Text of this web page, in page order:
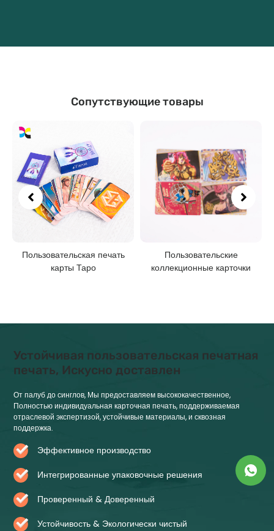
Сопутствующие товары
Пользовательская печать
карты Таро
Пользовательские
коллекционные карточки
Устойчивая пользовательская печатная
печать, Искусно доставлен
От палуб до синглов, Мы предоставляем высококачественное,
Полностью индивидуальная карточная печать, поддерживаемая
отраслевой экспертизой, устойчивые материалы, и сквозная
поддержка.
Эффективное производство
Интегрированные упаковочные решения
Проверенный & Доверенный
Устойчивость & Экологически чистый